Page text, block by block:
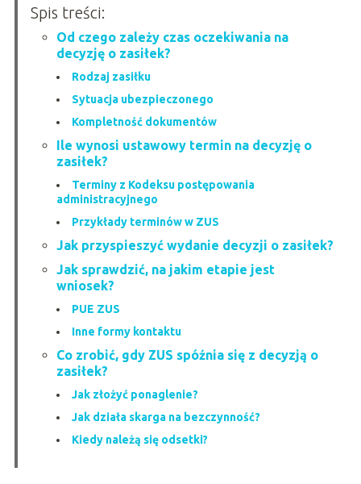
Spis treści:
Od czego zależy czas oczekiwania na
decyzję o zasiłek?
Rodzaj zasiłku
Sytuacja ubezpieczonego
Kompletność dokumentów
Ile wynosi ustawowy termin na decyzję o
zasiłek?
Terminy z Kodeksu postępowania
administracyjnego
Przykłady terminów w ZUS
Jak przyspieszyć wydanie decyzji o zasiłek?
Jak sprawdzić, na jakim etapie jest
wniosek?
PUE ZUS
Inne formy kontaktu
Co zrobić, gdy ZUS spóźnia się z decyzją o
zasiłek?
Jak złożyć ponaglenie?
Jak działa skarga na bezczynność?
Kiedy należą się odsetki?